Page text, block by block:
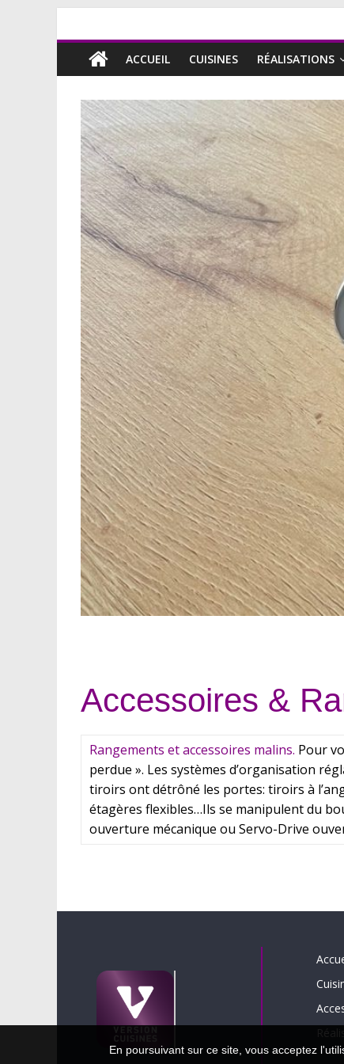
ACCUEIL CUISINES RÉALISATIONS
Accessoires &
Rangements et accessoires malins. Pour
perdue ». Les systèmes d’organisation
tiroirs ont détrôné les portes: tiroirs à
étagères flexibles…Ils se manipulent du
ouverture mécanique ou Servo-Drive
En poursuivant sur ce site, vous acceptez